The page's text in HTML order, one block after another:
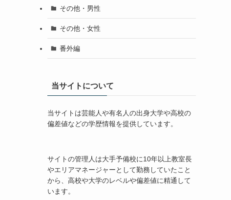
その他・男性
その他・女性
番外編
当サイトについて
当サイトは芸能人や有名人の出身大学や高校の
偏差値などの学歴情報を提供しています。
サイトの管理人は大手予備校に10年以上教室長
やエリアマネージャーとして勤務していたこと
から、高校や大学のレベルや偏差値に精通して
います。